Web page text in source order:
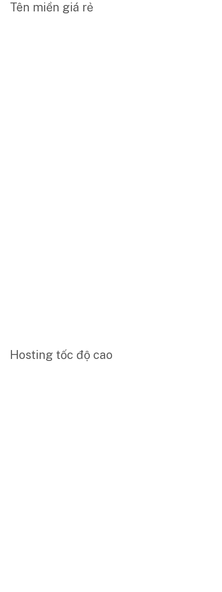
Tên miền giá rẻ
Hosting tốc độ cao